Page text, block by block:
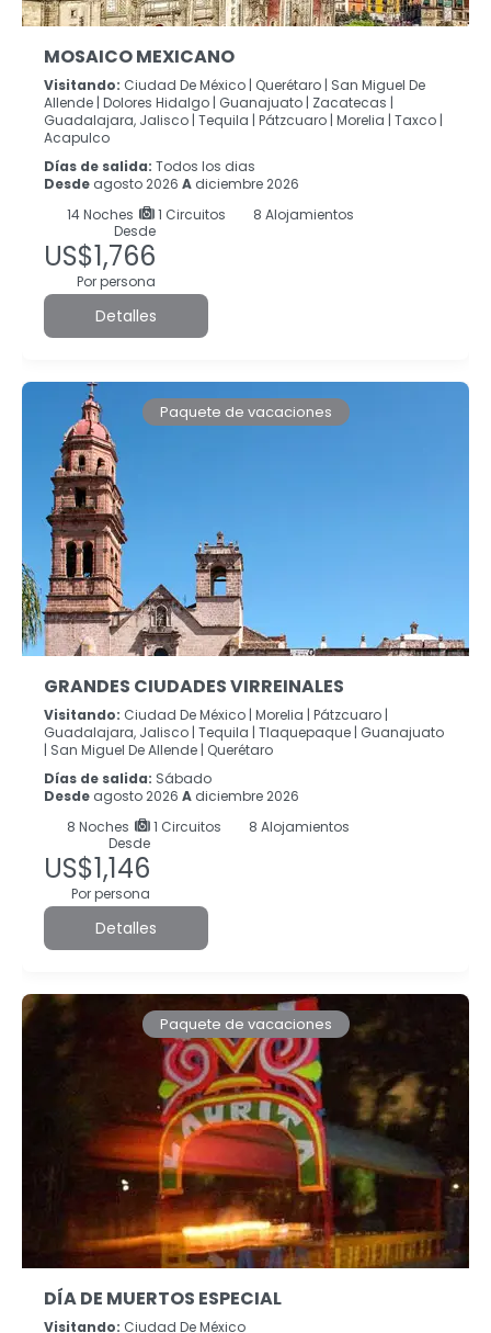
MOSAICO MEXICANO
Visitando: Ciudad De México | Querétaro | San Miguel De
Allende | Dolores Hidalgo | Guanajuato | Zacatecas |
Guadalajara, Jalisco | Tequila | Pátzcuaro | Morelia | Taxco |
Acapulco
Días de salida: Todos los dias
Desde agosto 2026 A diciembre 2026
14Noches 1 Circuitos
8 Alojamientos
Desde
US$1,766
Por persona
Detalles
Paquete de vacaciones
GRANDES CIUDADES VIRREINALES
Visitando: Ciudad De México | Morelia | Pátzcuaro |
Guadalajara, Jalisco | Tequila | Tlaquepaque | Guanajuato
| San Miguel De Allende | Querétaro
Días de salida: Sábado
Desde agosto 2026 A diciembre 2026
8 Noches 1 Circuitos
8 Alojamientos
Desde
US$1,146
Por persona
Detalles
Paquete de vacaciones
DÍA DE MUERTOS ESPECIAL
Visitando: Ciudad De México